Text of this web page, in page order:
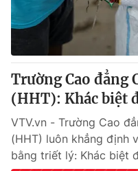
® Cấm sao chép dưới mọi
thuận bằng văn bản. Ghi rõ
thông tin từ website này.
Trường Cao đẳng
(HHT): Khác biệt
VTV.vn - Trường Cao
(HHT) luôn khẳng định
bằng triết lý: Khác biệt